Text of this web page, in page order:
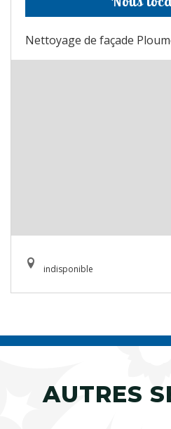
Nettoyage de façade
indisponible
AUTRES